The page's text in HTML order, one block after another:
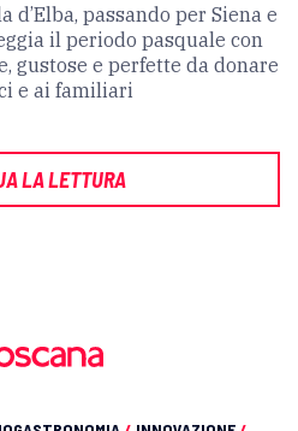
d’Elba, passando per Siena e
il periodo pasquale con
gustose e perfette da donare
e ai familiari
LA LETTURA